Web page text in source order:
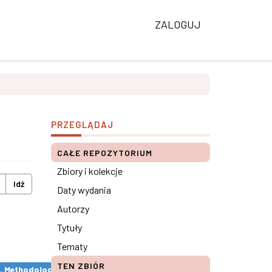
ZALOGUJ
Idź
remarks ×
PRZEGLĄDAJ
CAŁE REPOZYTORIUM
Zbiory i kolekcje
Daty wydania
Autorzy
Tytuły
Tematy
TEN ZBIÓR